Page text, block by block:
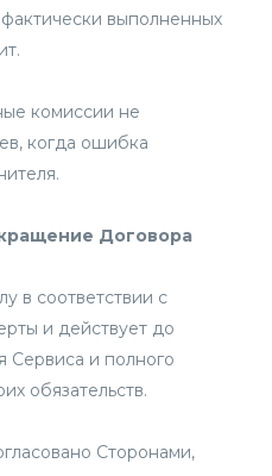
выполненных
комиссии не
когда ошибка
Договора
в соответствии с
и действует до
Сервиса и полного
обязательств.
Сторонами,